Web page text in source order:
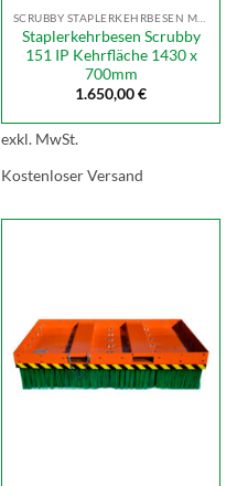
Staplerkehrbesen Scrubby
151 IP Kehrfläche 1430 x
700mm
1.650,00€
exkl. MwSt.
Kostenloser Versand